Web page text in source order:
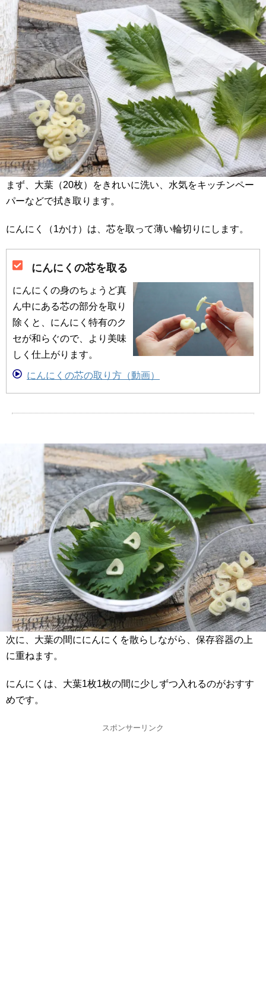
まず、大葉（20枚）をきれいに洗い、水気をキッチンペー
パーなどで拭き取ります。
にんにく（1かけ）は、芯を取って薄い輪切りにします。
にんにくの芯を取る
にんにくの身のちょうど真
ん中にある芯の部分を取り
除くと、にんにく特有のク
セが和らぐので、より美味
しく仕上がります。
にんにくの芯の取り方（動画）
次に、大葉の間ににんにくを散らしながら、保存容器の上
に重ねます。
にんにくは、大葉1枚1枚の間に少しずつ入れるのがおすす
めです。
スポンサーリンク